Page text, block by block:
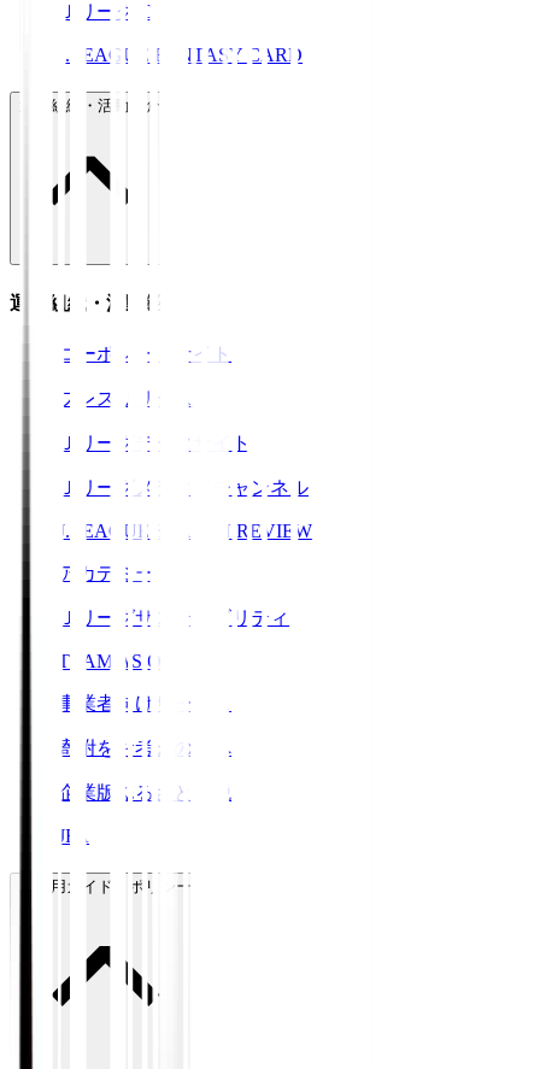
ＪリーグID
J.LEAGUE FANTASY CARD
運営組織・活動紹介
運営組織・活動紹介
コーポレートサイト
プレスリリース
Ｊリーグデータサイト
Ｊリーグメディアチャンネル
J.LEAGUE SEASON REVIEW
アカデミー
Ｊリーグサステナビリティ
TEAM AS ONE
事業者向けサービス
寄附をお考えの方へ
企業版ふるさと納税
JFA
ご利用ガイド・ポリシー